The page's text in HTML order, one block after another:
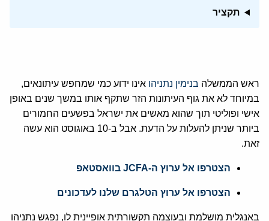
תקציר
ראש הממשלה בנימין נתניהו אינו ידוע כמי שמחפש עיתונאים,
במיוחד לא את גוף העיתונות הזר שתקף אותו במשך שנים באופן
אישי ופוליטי תוך שהוא מאשים את ישראל בפשעים החמורים
ביותר שניתן להעלות על הדעת. אבל ב-10 באוגוסט הוא עשה
זאת.
הצטרפו אל ערוץ ה-JCFA בוואסטאפ
הצטרפו אל ערוץ הטלגרם שלנו לעדכונים
באנגלית מושלמת ובעוצמה תקשורתית אופיינית לו, נפגש נתניהו